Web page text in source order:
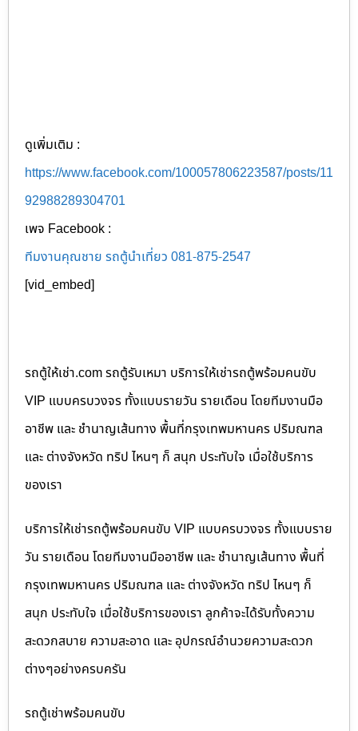
ดูเพิ่มเติม :
https://www.facebook.com/100057806223587/posts/11
92988289304701
เพจ Facebook :
ทีมงานคุณชาย รถตู้นำเที่ยว 081-875-2547
[vid_embed]
รถตู้ให้เช่า.com รถตู้รับเหมา บริการให้เช่ารถตู้พร้อมคนขับ
VIP แบบครบวงจร ทั้งแบบรายวัน รายเดือน โดยทีมงานมือ
อาชีพ และ ชำนาญเส้นทาง พื้นที่กรุงเทพมหานคร ปริมณฑล
และ ต่างจังหวัด ทริป ไหนๆ ก็ สนุก ประทับใจ เมื่อใช้บริการ
ของเรา
บริการให้เช่ารถตู้พร้อมคนขับ VIP แบบครบวงจร ทั้งแบบราย
วัน รายเดือน โดยทีมงานมืออาชีพ และ ชำนาญเส้นทาง พื้นที่
กรุงเทพมหานคร ปริมณฑล และ ต่างจังหวัด ทริป ไหนๆ ก็
สนุก ประทับใจ เมื่อใช้บริการของเรา ลูกค้าจะได้รับทั้งความ
สะดวกสบาย ความสะอาด และ อุปกรณ์อำนวยความสะดวก
ต่างๆอย่างครบครัน
รถตู้เช่าพร้อมคนขับ